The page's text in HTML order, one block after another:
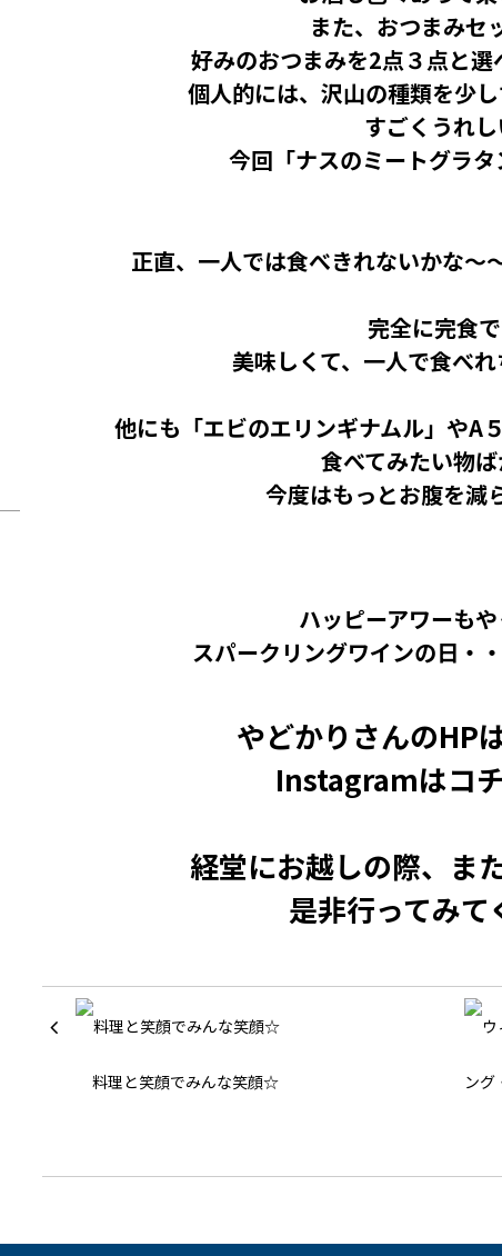
また、おつまみセ
好みのおつまみを2点３点と
個人的には、沢山の種類を少し
すごくうれし
今回「ナスのミートグラタ
正直、一人では食べきれないかな～
完全に完食
美味しくて、一人で食べ
他にも「エビのエリンギナムル」やA
食べてみたい物
今度はもっとお腹を減
ハッピーアワーも
スパークリングワインの日・
やどかりさんの
Instagramはコ
経堂にお越しの際、ま
是非行ってみ
料理と笑顔でみんな笑顔☆